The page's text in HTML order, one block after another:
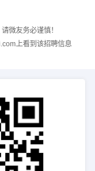
微友务必谨慎！
上看到该招聘信息